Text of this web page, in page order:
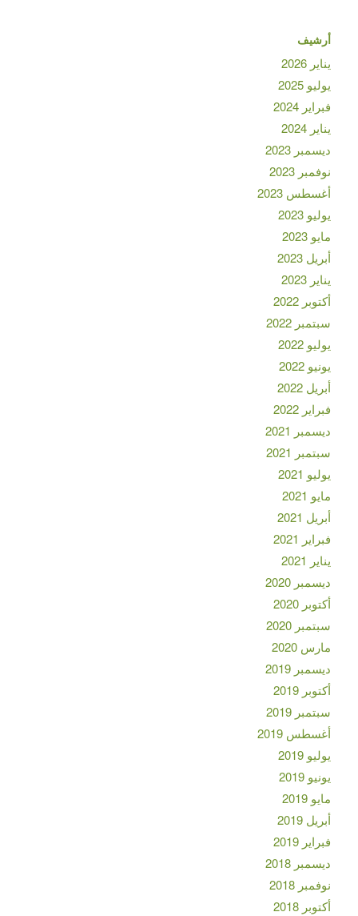
أرشيف
يناير 2026
يوليو 2025
فبراير 2024
يناير 2024
ديسمبر 2023
نوفمبر 2023
أغسطس 2023
يوليو 2023
مايو 2023
أبريل 2023
يناير 2023
أكتوبر 2022
سبتمبر 2022
يوليو 2022
يونيو 2022
أبريل 2022
فبراير 2022
ديسمبر 2021
سبتمبر 2021
يوليو 2021
مايو 2021
أبريل 2021
فبراير 2021
يناير 2021
ديسمبر 2020
أكتوبر 2020
سبتمبر 2020
مارس 2020
ديسمبر 2019
أكتوبر 2019
سبتمبر 2019
أغسطس 2019
يوليو 2019
يونيو 2019
مايو 2019
أبريل 2019
فبراير 2019
ديسمبر 2018
نوفمبر 2018
أكتوبر 2018